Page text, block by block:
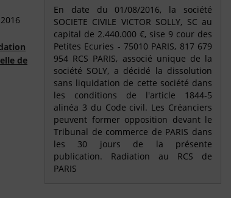
de
En date du 01/08/2016, la société
SOCIETE CIVILE VICTOR SOLLY, SC au
capital de 2.440.000 €, sise 9 cour des
Petites Ecuries - 75010 PARIS, 817 679
954 RCS PARIS, associé unique de la
société SOLY, a décidé la dissolution
sans liquidation de cette société dans
les conditions de l'article 1844-5
alinéa 3 du Code civil. Les Créanciers
peuvent former opposition devant le
Tribunal de commerce de PARIS dans
les 30 jours de la présente
publication. Radiation au RCS de
PARIS